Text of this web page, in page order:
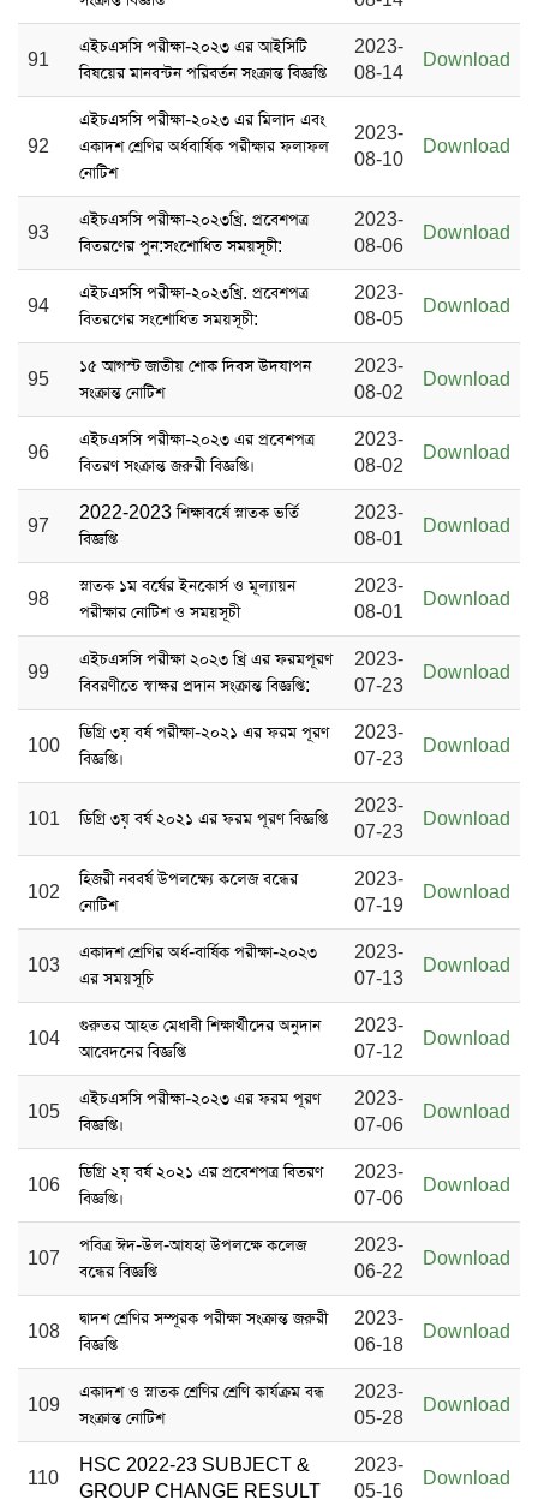
91
এইচএসসি পরীক্ষা-২০২৩ এর আইসিটি
বিষয়ের মানবন্টন পরিবর্তন সংক্রান্ত বিজ্ঞপ্তি
2023-
08-14
Download
92
এইচএসসি পরীক্ষা-২০২৩ এর মিলাদ এবং
একাদশ শ্রেণির অর্ধবার্ষিক পরীক্ষার ফলাফল
নোটিশ
2023-
08-10
Download
93
এইচএসসি পরীক্ষা-২০২৩খ্রি. প্রবেশপত্র
বিতরণের পুন:সংশোধিত সময়সূচী:
2023-
08-06
Download
94
এইচএসসি পরীক্ষা-২০২৩খ্রি. প্রবেশপত্র
বিতরণের সংশোধিত সময়সূচী:
2023-
08-05
Download
95
১৫ আগস্ট জাতীয় শোক দিবস ‍উদযাপন
সংক্রান্ত নোটিশ
2023-
08-02
Download
96
এইচএসসি পরীক্ষা-২০২৩ এর প্রবেশপত্র
বিতরণ সংক্রান্ত জরুরী বিজ্ঞপ্তি।
2023-
08-02
Download
97
2022-2023 শিক্ষাবর্ষে স্নাতক ভর্তি
বিজ্ঞপ্তি
2023-
08-01
Download
98
স্নাতক ১ম বর্ষের ‍ইনকোর্স ও মূল্যায়ন
পরীক্ষার নোটিশ ও সময়সূচী
2023-
08-01
Download
99
এইচএসসি পরীক্ষা ২০২৩ খ্রি এর ফরমপূরণ
বিবরণীতে স্বাক্ষর প্রদান সংক্রান্ত বিজ্ঞপ্তি:
2023-
07-23
Download
100
ডিগ্রি ৩য় বর্ষ পরীক্ষা-২০২১ এর ফরম পূরণ
বিজ্ঞপ্তি।
2023-
07-23
Download
101 ডিগ্রি ৩য় বর্ষ ২০২১ এর ফরম পূরণ বিজ্ঞপ্তি
2023-
07-23
Download
102
হিজরী নববর্ষ উপলক্ষ্যে কলেজ বন্ধের
নোটিশ
2023-
07-19
Download
103
একাদশ শ্রেণির অর্ধ-বার্ষিক পরীক্ষা-২০২৩
এর সময়সূচি
2023-
07-13
Download
104
গুরুতর আহত মেধাবী শিক্ষার্থীদের অনুদান
আবেদনের বিজ্ঞপ্তি
2023-
07-12
Download
105
এইচএসসি পরীক্ষা-২০২৩ এর ফরম পূরণ
বিজ্ঞপ্তি।
2023-
07-06
Download
106
ডিগ্রি ২য় বর্ষ ২০২১ এর প্রবেশপত্র বিতরণ
বিজ্ঞপ্তি।
2023-
07-06
Download
107
পবিত্র ঈদ-উল-আযহা উপলক্ষে কলেজ
বন্ধের বিজ্ঞপ্তি
2023-
06-22
Download
108
দ্বাদশ শ্রেণির সম্পূরক পরীক্ষা সংক্রান্ত জরুরী
বিজ্ঞপ্তি
2023-
06-18
Download
109
একাদশ ও স্নাতক শ্রেণির শ্রেণি কার্যক্রম বন্ধ
সংক্রান্ত নোটিশ
2023-
05-28
Download
110
HSC 2022-23 SUBJECT &
GROUP CHANGE RESULT
2023-
05-16
Download